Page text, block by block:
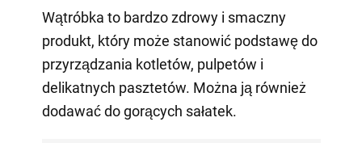
Wątróbka to bardzo zdrowy i smaczny
produkt, który może stanowić podstawę do
przyrządzania kotletów, pulpetów i
delikatnych pasztetów. Można ją również
dodawać do gorących sałatek.